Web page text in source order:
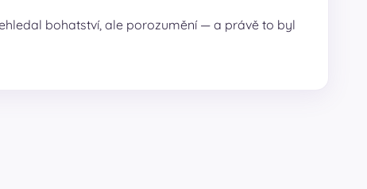
bohatství, ale porozumění — a právě to byl